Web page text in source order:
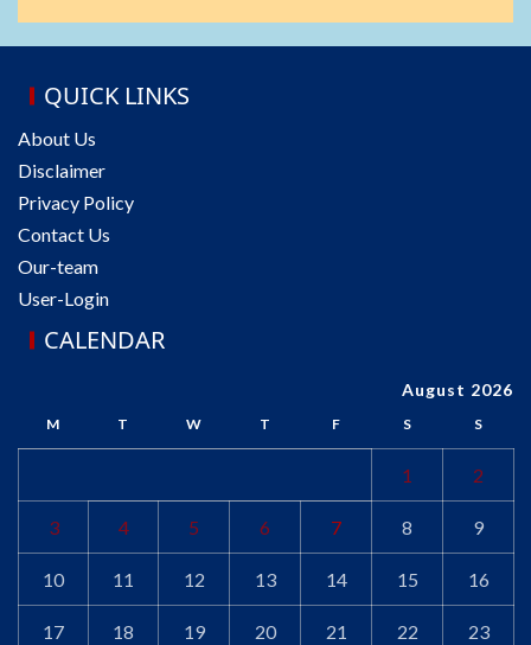
QUICK LINKS
About Us
Disclaimer
Privacy Policy
Contact Us
Our-team
User-Login
CALENDAR
August 2026
M T W T F S S
1 2
3 4 5 6 7 8 9
10 11 12 13 14 15 16
17 18 19 20 21 22 23